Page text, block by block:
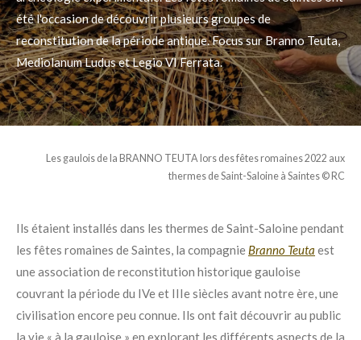
été l'occasion de découvrir plusieurs groupes de
reconstitution de la période antique. Focus sur Branno Teuta,
Mediolanum LudusetLegio VI Ferrata.
Les gaulois de la BRANNO TEUTA lors des fêtes romaines 2022 aux
thermes de Saint-Saloine à Saintes © RC
Ils étaient installés dans les thermes de Saint-Saloine pendant
les fêtes romaines de Saintes, la compagnie Branno Teuta est
une association de reconstitution historique gauloise
couvrant la période du IVe et IIIe siècles avant notre ère,une
civilisation encore peu connue. Ils ont fait découvrir au public
la vie « à la gauloise » en explorant les différents aspects de la